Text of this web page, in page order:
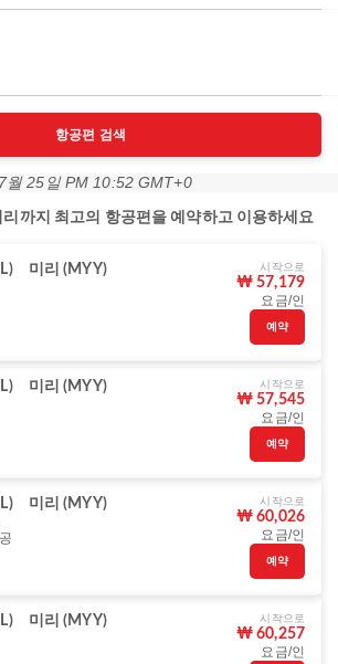
항공편 검색
월 25일 PM 10:52 GMT+0
까지 최고의 항공편을 예약하고 이용하세요
미리 (MYY)
시작으로
₩ 57,179
요금/인
예약
미리 (MYY)
시작으로
₩ 57,545
요금/인
예약
미리 (MYY)
시작으로
₩ 60,026
요금/인
예약
미리 (MYY)
시작으로
₩ 60,257
요금/인